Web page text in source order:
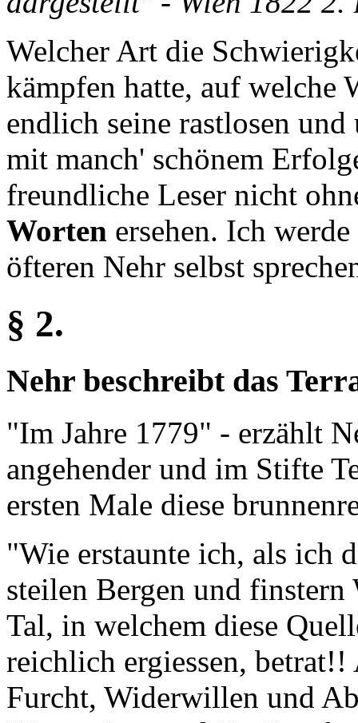
Welcher Art die
kämpfen hatte, auf welche
endlich seine rastlosen
mit manch' schönem
freundliche Leser nicht
Worten ersehen. Ich
öfteren Nehr selbst
§ 2.
Nehr beschreibt das
"Im Jahre 1779" - erzählt
angehender und im Stifte
ersten Male diese
"Wie erstaunte ich, als ich
steilen Bergen und finstern
Tal, in welchem diese
reichlich ergiessen, betrat!!
Furcht, Widerwillen und